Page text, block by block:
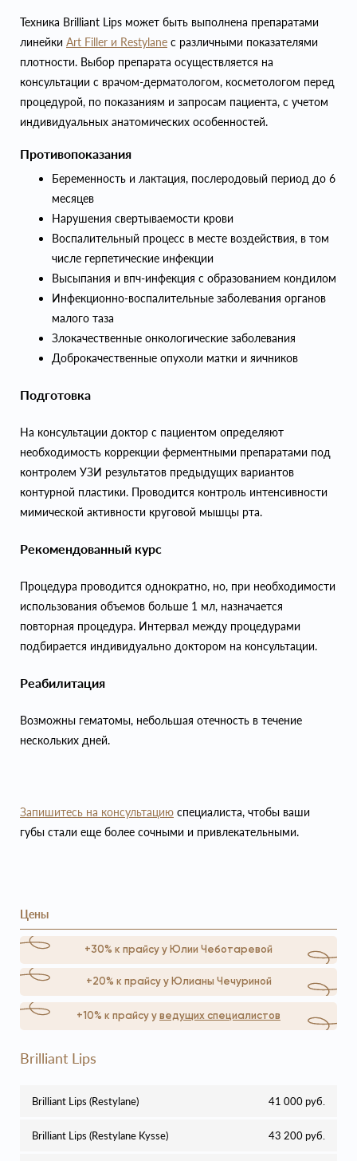
Техника Brilliant Lips может быть выполнена препаратами
линейки Art Filler и Restylane с различными показателями
плотности. Выбор препарата осуществляется на
консультации с врачом-дерматологом, косметологом перед
процедурой, по показаниям и запросам пациента, с учетом
индивидуальных анатомических особенностей.
Противопоказания
Беременность и лактация, послеродовый период до 6
месяцев
Нарушения свертываемости крови
Воспалительный процесс в месте воздействия, в том
числе герпетические инфекции
Высыпания и впч-инфекция с образованием кондилом
Инфекционно-воспалительные заболевания органов
малого таза
Злокачественные онкологические заболевания
Доброкачественные опухоли матки и яичников
Подготовка
На консультации доктор с пациентом определяют
необходимость коррекции ферментными препаратами под
контролем УЗИ результатов предыдущих вариантов
контурной пластики. Проводится контроль интенсивности
мимической активности круговой мышцы рта.
Рекомендованный курс
Процедура проводится однократно, но, при необходимости
использования объемов больше 1 мл, назначается
повторная процедура. Интервал между процедурами
подбирается индивидуально доктором на консультации.
Реабилитация
Возможны гематомы, небольшая отечность в течение
нескольких дней.
Запишитесь на консультацию специалиста, чтобы ваши
губы стали еще более сочными и привлекательными.
Цены
+30% к прайсу у Юлии Чеботаревой
+20% к прайсу у Юлианы Чечуриной
+10% к прайсу у ведущих специалистов
Brilliant Lips
Brilliant Lips (Restylane) 41 000 руб.
Brilliant Lips (Restylane Kysse) 43 200 руб.